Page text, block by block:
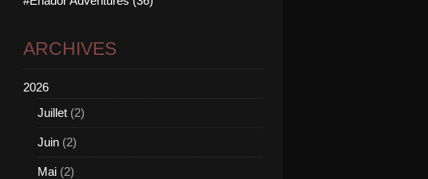
ARCHIVES
2026
Juillet (2)
Juin (2)
Mai (2)